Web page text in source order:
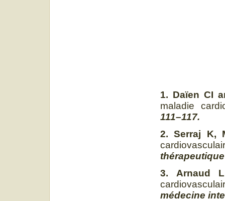
1. Daïen CI
maladie
111–117.
2. Serraj K,
thérapeutique
3. Arnaud
médecine